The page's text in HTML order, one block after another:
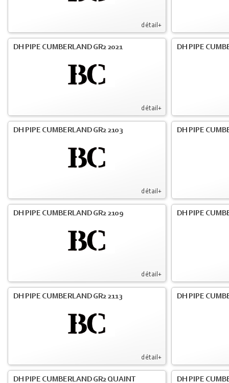
détail+
détail+
DH PIPE CUMBERLAND GR2 2021 DH PIPE
détail+
DH PIPE CUMBERLAND GR2 2103 DH PIPE
détail+
DH PIPE CUMBERLAND GR2 2109 DH PIPE
détail+
DH PIPE CUMBERLAND GR2 2113 DH PIPE
DH PIPE CUMBERLAND GR2 QUAINT DH PIPE